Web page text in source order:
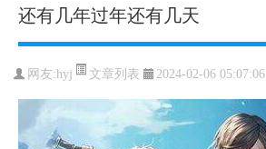
还有几年过年还有几天
网友:hyj 文章列表 2024-02-06 05:07:06